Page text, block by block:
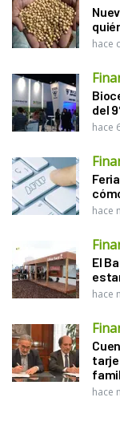
hace
del
hace
hace
El
hace
hace